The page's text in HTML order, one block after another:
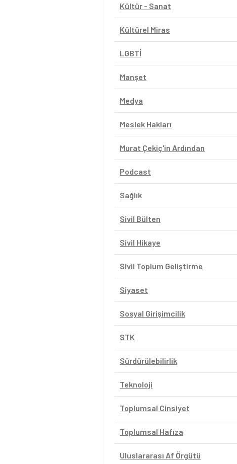
Kültür - Sanat
Kültürel Miras
LGBTİ
Manşet
Medya
Meslek Hakları
Murat Çekiç'in Ardından
Podcast
Sağlık
Sivil Bülten
Sivil Hikaye
Sivil Toplum Geliştirme
Siyaset
Sosyal Girişimcilik
STK
Sürdürülebilirlik
Teknoloji
Toplumsal Cinsiyet
Toplumsal Hafıza
Uluslararası Af Örgütü